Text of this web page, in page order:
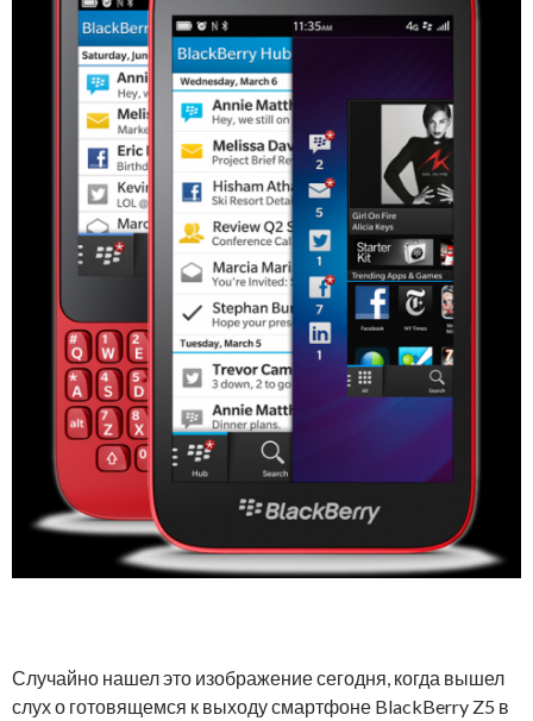
Случайно нашел это изображение сегодня, когда вышел
слух о готовящемся к выходу смартфоне BlackBerry Z5 в